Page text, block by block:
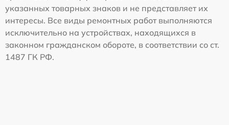
указанных товарных знаков и не представляет их
интересы. Все виды ремонтных работ выполняются
исключительно на устройствах, находящихся в
законном гражданском обороте, в соответствии со ст.
1487 ГК РФ.